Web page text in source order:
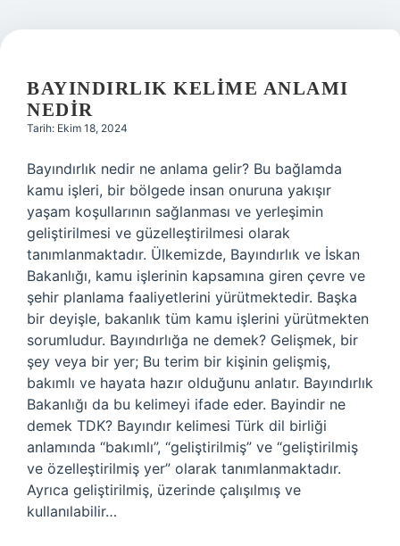
BAYINDIRLIK KELIME ANLAMI
NEDIR
Tarih: Ekim 18, 2024
Bayındırlık nedir ne anlama gelir? Bu bağlamda
kamu işleri, bir bölgede insan onuruna yakışır
yaşam koşullarının sağlanması ve yerleşimin
geliştirilmesi ve güzelleştirilmesi olarak
tanımlanmaktadır. Ülkemizde, Bayındırlık ve İskan
Bakanlığı, kamu işlerinin kapsamına giren çevre ve
şehir planlama faaliyetlerini yürütmektedir. Başka
bir deyişle, bakanlık tüm kamu işlerini yürütmekten
sorumludur. Bayındırlığa ne demek? Gelişmek, bir
şey veya bir yer; Bu terim bir kişinin gelişmiş,
bakımlı ve hayata hazır olduğunu anlatır. Bayındırlık
Bakanlığı da bu kelimeyi ifade eder. Bayindir ne
demek TDK? Bayındır kelimesi Türk dil birliği
anlamında “bakımlı”, “geliştirilmiş” ve “geliştirilmiş
ve özelleştirilmiş yer” olarak tanımlanmaktadır.
Ayrıca geliştirilmiş, üzerinde çalışılmış ve
kullanılabilir…